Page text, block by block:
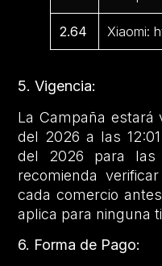
2.64 Xiaomi:
5. Vigencia:
La Campaña estará
del 2026 a las
del 2026 para las
recomienda
cada comercio
aplica para ninguna
6. Forma de Pago: